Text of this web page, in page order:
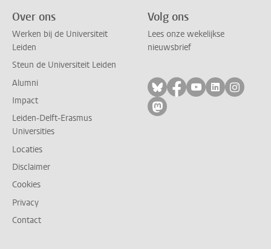
Over ons
Werken bij de Universiteit
Leiden
Steun de Universiteit Leiden
Alumni
Impact
Leiden-Delft-Erasmus
Universities
Locaties
Disclaimer
Cookies
Privacy
Contact
Volg ons
Lees onze wekelijkse
nieuwsbrief
Volg ons op bluesky
Volg ons op
Volg ons op
Volg ons
Volg
Volg ons op mastodon